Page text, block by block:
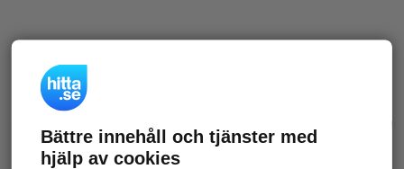
Bättre innehåll och tjänster med
hjälp av cookies